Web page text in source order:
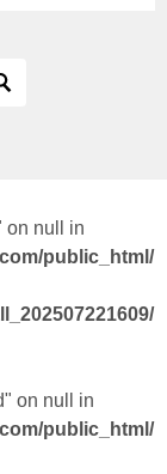
on null in
public_html/
on null in
public_html/